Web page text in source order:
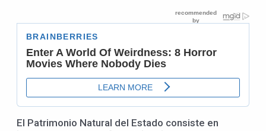
El Patrimonio Natural del Estado consiste en